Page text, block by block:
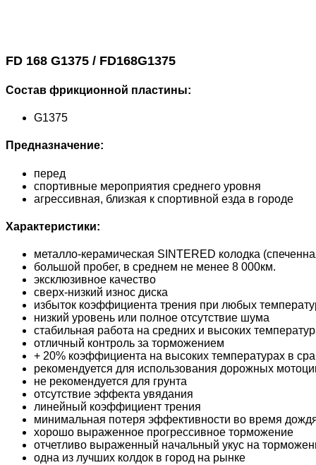
FD 168 G1375 / FD168G1375
Состав фрикционной пластины:
G1375
Предназначение:
перед
спортивные мероприятия среднего уровня
агрессивная, близкая к спортивной езда в городе
Характеристики:
металло-керамическая SINTERED колодка
большой пробег, в среднем не менее 8 000км.
эксклюзивное качество
сверх-низкий износ диска
избыток коэффициента трения при любых
низкий уровень или полное отсутствие шума
стабильная работа на средних и высоких
отличный контроль за торможением
+ 20% коэффициента на высоких температурах в
рекомендуется для использования дорожных
не рекомендуется для грунта
отсутствие эффекта увядания
линейный коэффициент трения
минимальная потеря эффективности во время
хорошо выраженное прогрессивное торможение
отчетливо выраженный начальный укус на
одна из лучших колдок в город на рынке